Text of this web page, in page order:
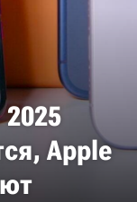
Apple